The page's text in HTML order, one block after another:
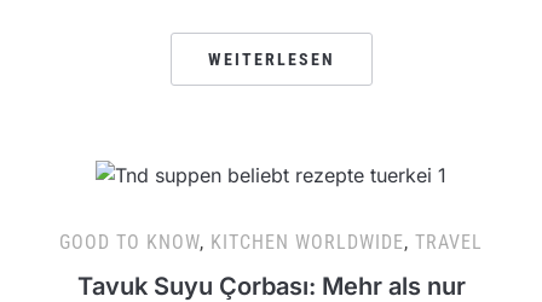
WEITERLESEN
GOOD TO KNOW, KITCHEN WORLDWIDE, TRAVEL
Tavuk Suyu Çorbası: Mehr als nur